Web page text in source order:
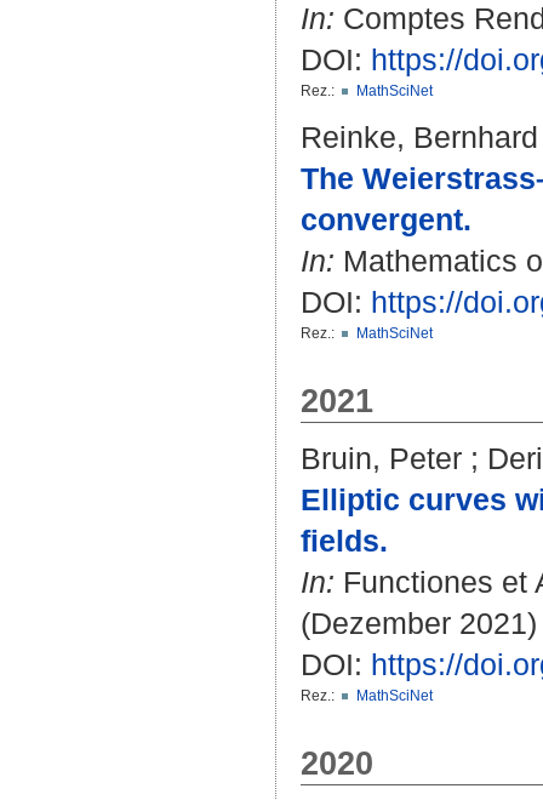
In: Comptes
DOI: https://
Rez.: MathSciNet
Reinke, Bernhard
The
convergent.
In: Mathematics
DOI: https://
Rez.: MathSciNet
2021
Bruin, Peter ;
Elliptic curves
fields.
In: Functiones et
(Dezember
DOI: https://
Rez.: MathSciNet
2020